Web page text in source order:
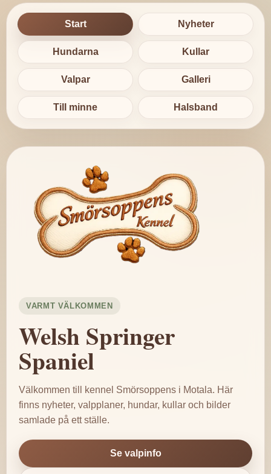
Start Nyheter
Hundarna Kullar
Valpar Galleri
Till minne Halsband
VARMT VÄLKOMMEN
Welsh Springer
Spaniel
Välkommen till kennel Smörsoppens i Motala. Här
finns nyheter, valpplaner, hundar, kullar och bilder
samlade på ett ställe.
Se valpinfo